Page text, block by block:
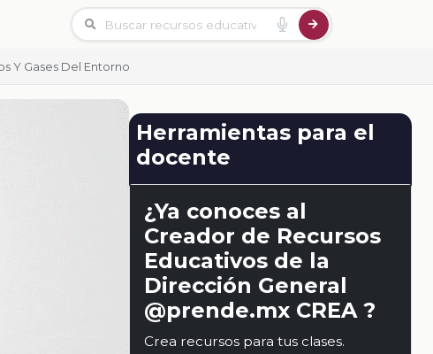
Y Gases Del Entorno
Herramientas para el
docente
¿Ya conoces al
Creador de Recursos
Educativos de la
Dirección General
@prende.mx CREA ?
Crea recursos para tus clases.